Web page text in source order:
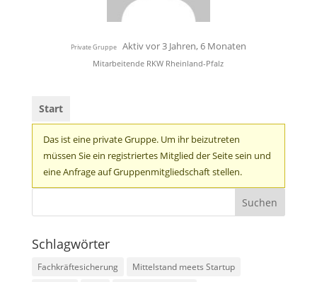
Private Gruppe Aktiv vor 3 Jahren, 6 Monaten
Mitarbeitende RKW Rheinland-Pfalz
Start
Das ist eine private Gruppe. Um ihr beizutreten
müssen Sie ein registriertes Mitglied der Seite sein und
eine Anfrage auf Gruppenmitgliedschaft stellen.
Schlagwörter
Fachkräftesicherung
Mittelstand meets Startup